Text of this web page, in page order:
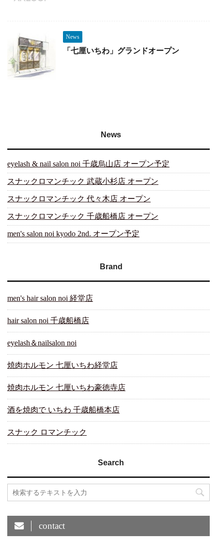
News
「七厘いちわ」グランドオープン
News
eyelash & nail salon noi 千歳烏山店 オープン予定
スナックロマンチック 武蔵小杉店 オープン
スナックロマンチック 代々木店 オープン
スナックロマンチック 千歳船橋店 オープン
men's salon noi kyodo 2nd. オープン予定
Brand
men's hair salon noi 経堂店
hair salon noi 千歳船橋店
eyelash＆nailsalon noi
焼肉ホルモン 七厘いちわ経堂店
焼肉ホルモン 七厘いちわ豪徳寺店
酒を焼肉で いちわ 千歳船橋本店
スナック ロマンチック
Search
contact